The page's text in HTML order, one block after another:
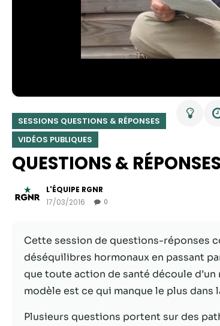
SESSIONS QUESTIONS & RÉPONSES
VIDÉOS PUBLIQUES
QUESTIONS &
L'ÉQUIPE RGNR
17/03/2016
0
Cette session de questions-réponses
déséquilibres hormonaux en passant
que toute action de santé découle
modèle est ce qui manque le plus
Plusieurs questions portent sur des